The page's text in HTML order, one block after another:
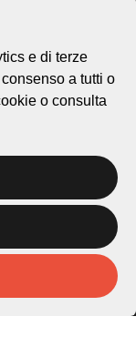
e di terze
a tutti o
o consulta